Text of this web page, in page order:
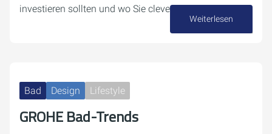
investieren sollten und wo Sie clever sparen können.
Weiterlesen
Bad Design Lifestyle
GROHE Bad-Trends